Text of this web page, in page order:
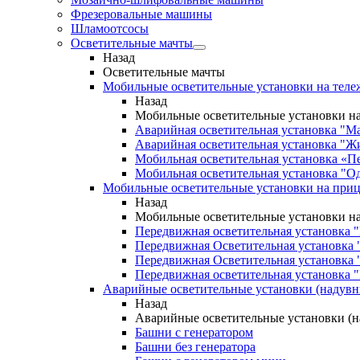
Фрезеровальные машины
Шламоотсосы
Осветительные мачты
Назад
Осветительные мачты
Мобильные осветительные установки на
Назад
Мобильные осветительные установки
Аварийная осветительная установка
Аварийная осветительная установка
Мобильная осветительная установка
Мобильная осветительная установка
Мобильные осветительные установки на
Назад
Мобильные осветительные установки
Передвижная осветительная
Передвижная Осветительная
Передвижная Осветительная установка
Передвижная осветительная установка
Аварийные осветительные установки
Назад
Аварийные осветительные установки
Башни с генератором
Башни без генератора